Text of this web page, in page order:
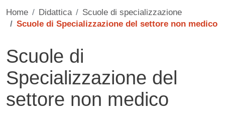
Home Didattica
Scuole di specializzazione
Scuole di Specializzazione del settore non medico
Scuole di
Specializzazione del
settore non medico